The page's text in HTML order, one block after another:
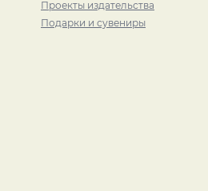
Проекты издательства
Подарки и сувениры